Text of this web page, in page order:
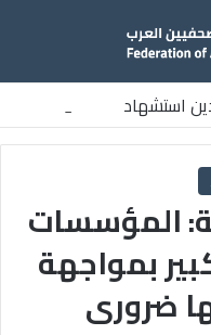
استشهاد
إسرائيلي وسط قطاع غزة
المؤسسات
بمواجهة
ضرورى